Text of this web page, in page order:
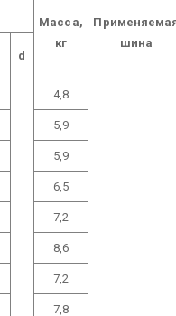
Масса,
кг
шина
d
4,8
5,9
5,9
6,5
7,2
8,6
7,2
7,8